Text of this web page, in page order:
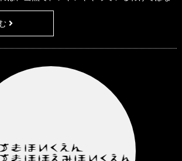
さがあっても、時間がかかっても、そこに子
。そのために、子どもたちは、自分に何がで
こに、探究心、好